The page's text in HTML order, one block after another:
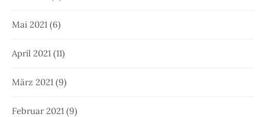
Mai 2021 (6)
April 2021 (11)
März 2021 (9)
Februar 2021 (9)